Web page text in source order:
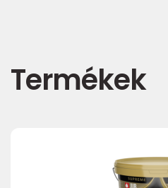
Termékek